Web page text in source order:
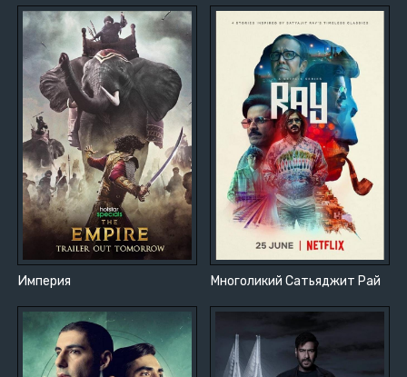
Империя Многоликий Сатьяджит Рай